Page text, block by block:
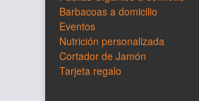
Barbacoas a domicilio
Eventos
Nutrición personalizada
Cortador de Jamón
Tarjeta regalo